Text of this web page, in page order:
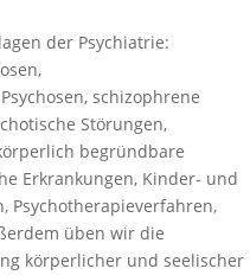
der Psychiatrie:
schizophrene
Störungen,
begründbare
Erkrankungen, Kinder- und
Psychotherapieverfahren,
üben wir die
körperlicher und seelischer